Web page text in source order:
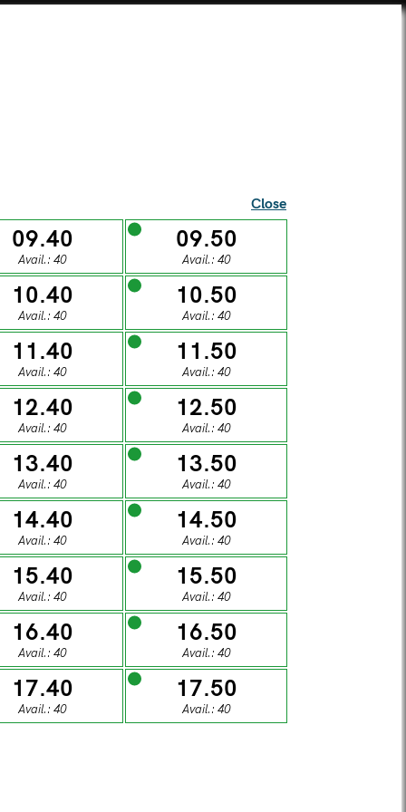
Alberti Temple
visitors
S
SUNDAY
02
SUNDAY
09
SUNDAY
16
SUNDAY
23
Close
09.40
Avail.: 40
09.50
Avail.: 40
10.40
Avail.: 40
10.50
Avail.: 40
11.40
Avail.: 40
11.50
Avail.: 40
12.40
Avail.: 40
12.50
Avail.: 40
13.40
Avail.: 40
13.50
Avail.: 40
14.40
Avail.: 40
14.50
Avail.: 40
15.40
Avail.: 40
15.50
Avail.: 40
16.40
Avail.: 40
16.50
Avail.: 40
17.40
Avail.: 40
17.50
Avail.: 40